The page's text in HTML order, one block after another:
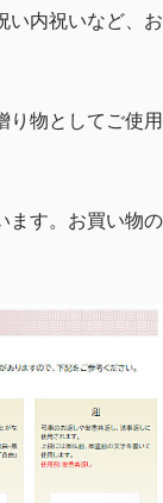
い内祝いなど、お
り物としてご使用
ます。お買い物の